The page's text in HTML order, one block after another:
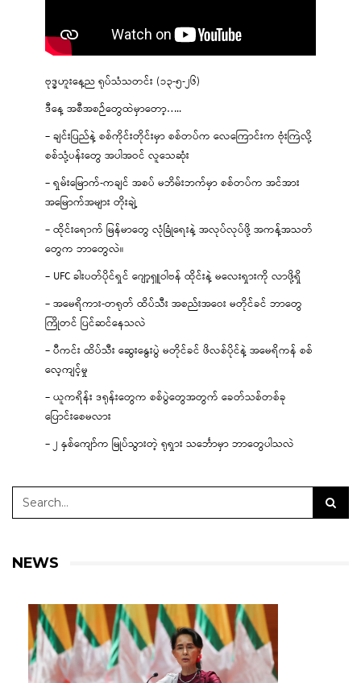
ဗုဒ္ဓဟူးနေ့ည ရုပ်သံသတင်း (၁၃-၅-၂၆)
ဒီနေ့ အစီအစဉ်တွေထဲမှာတော့…..
– ချင်းပြည်နဲ့ စစ်ကိုင်းတိုင်းမှာ စစ်တပ်က လေကြောင်းက ဗုံးကြဲလို့
စစ်သုံ့ပန်းတွေ အပါအဝင် လူသေဆုံး
– ရှမ်းမြောက်-ကချင် အစပ် မဘိမ်းဘက်မှာ စစ်တပ်က အင်အား
အမြောက်အများ တိုးချဲ့
– ထိုင်းရောက် မြန်မာတွေ လုံခြုံရေးနဲ့ အလုပ်လုပ်ဖို့ အကန့်အသတ်
တွေက ဘာတွေလဲ။
– UFC ခါးပတ်ပိုင်ရှင် ဂျော့ရှူဝါဗန် ထိုင်းနဲ့ မလေးရှားကို လာဖို့ရှိ
– အမေရိကား-တရုတ် ထိပ်သီး အစည်းအဝေး မတိုင်ခင် ဘာတွေ
ကြိုတင် ပြင်ဆင်နေသလဲ
– ပီကင်း ထိပ်သီး ဆွေးနွေးပွဲ မတိုင်ခင် ဖိလစ်ပိုင်နဲ့ အမေရိကန် စစ်
လေ့ကျင့်မှု
– ယူကရိန်း ဒရုန်းတွေက စစ်ပွဲတွေအတွက် ခေတ်သစ်တစ်ခု
ပြောင်းစေမလား
– ၂ နှစ်ကျော်က မြုပ်သွားတဲ့ ရုရှား သင်္ဘောမှာ ဘာတွေပါသလဲ
NEWS